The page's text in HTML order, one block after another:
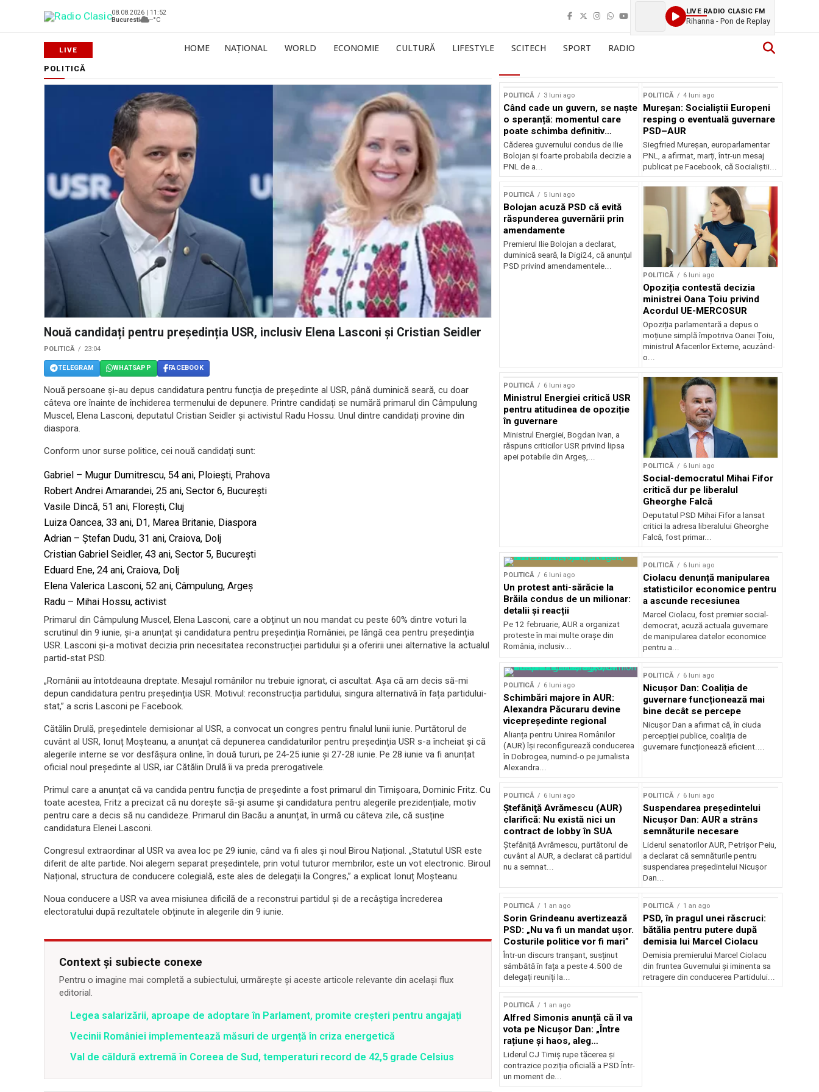
08.08.2026 | 11:52
Bucuresti
--°C
LIVE RADIO CLASIC FM
Rihanna - Pon de Replay
HOME NAȚIONAL WORLD ECONOMIE CULTURĂ LIFESTYLE SCITECH SPORT RADIO
POLITICĂ
Nouă candidați pentru președinția USR, inclusiv Elena Lasconi și Cristian Seidler
POLITICĂ 23:04
TELEGRAM WHATSAPP FACEBOOK
Nouă persoane și-au depus candidatura pentru funcția de președinte al USR, până duminică seară, cu doar
câteva ore înainte de închiderea termenului de depunere. Printre candidați se numără primarul din Câmpulung
Muscel, Elena Lasconi, deputatul Cristian Seidler și activistul Radu Hossu. Unul dintre candidați provine din
diaspora.
Conform unor surse politice, cei nouă candidați sunt:
Gabriel – Mugur Dumitrescu, 54 ani, Ploiești, Prahova
Robert Andrei Amarandei, 25 ani, Sector 6, București
Vasile Dincă, 51 ani, Florești, Cluj
Luiza Oancea, 33 ani, D1, Marea Britanie, Diaspora
Adrian – Ștefan Dudu, 31 ani, Craiova, Dolj
Cristian Gabriel Seidler, 43 ani, Sector 5, București
Eduard Ene, 24 ani, Craiova, Dolj
Elena Valerica Lasconi, 52 ani, Câmpulung, Argeș
Radu – Mihai Hossu, activist
Primarul din Câmpulung Muscel, Elena Lasconi, care a obținut un nou mandat cu peste 60% dintre voturi la
scrutinul din 9 iunie, și-a anunțat și candidatura pentru președinția României, pe lângă cea pentru președinția
USR. Lasconi și-a motivat decizia prin necesitatea reconstrucției partidului și a oferirii unei alternative la actualul
partid-stat PSD.
„Românii au întotdeauna dreptate. Mesajul românilor nu trebuie ignorat, ci ascultat. Așa că am decis să-mi
depun candidatura pentru președinția USR. Motivul: reconstrucția partidului, singura alternativă în fața partidului-
stat,” a scris Lasconi pe Facebook.
Cătălin Drulă, președintele demisionar al USR, a convocat un congres pentru finalul lunii iunie. Purtătorul de
cuvânt al USR, Ionuț Moșteanu, a anunțat că depunerea candidaturilor pentru președinția USR s-a încheiat și că
alegerile interne se vor desfășura online, în două tururi, pe 24-25 iunie și 27-28 iunie. Pe 28 iunie va fi anunțat
oficial noul președinte al USR, iar Cătălin Drulă îi va preda prerogativele.
Primul care a anunțat că va candida pentru funcția de președinte a fost primarul din Timișoara, Dominic Fritz. Cu
toate acestea, Fritz a precizat că nu dorește să-și asume și candidatura pentru alegerile prezidențiale, motiv
pentru care a decis să nu candideze. Primarul din Bacău a anunțat, în urmă cu câteva zile, că susține
candidatura Elenei Lasconi.
Congresul extraordinar al USR va avea loc pe 29 iunie, când va fi ales și noul Birou Național. „Statutul USR este
diferit de alte partide. Noi alegem separat președintele, prin votul tuturor membrilor, este un vot electronic. Biroul
Național, structura de conducere colegială, este ales de delegații la Congres,” a explicat Ionuț Moșteanu.
Noua conducere a USR va avea misiunea dificilă de a reconstrui partidul și de a recâștiga încrederea
electoratului după rezultatele obținute în alegerile din 9 iunie.
Context și subiecte conexe
Pentru o imagine mai completă a subiectului, urmărește și aceste articole relevante din același flux
editorial.
Legea salarizării, aproape de adoptare în Parlament, promite creșteri pentru angajați
Vecinii României implementează măsuri de urgență în criza energetică
Val de căldură extremă în Coreea de Sud, temperaturi record de 42,5 grade Celsius
POLITICĂ 3 luni ago
Când cade un guvern, se naște
o speranță: momentul care
poate schimba definitiv
politica României
Căderea guvernului condus de Ilie
Bolojan și foarte probabila decizie a
PNL de a...
POLITICĂ 4 luni ago
Mureșan: Socialiștii Europeni
resping o eventuală guvernare
PSD–AUR
Siegfried Mureșan, europarlamentar
PNL, a afirmat, marți, într-un mesaj
publicat pe Facebook, că Socialiștii...
POLITICĂ 5 luni ago
Bolojan acuză PSD că evită
răspunderea guvernării prin
amendamente
Premierul Ilie Bolojan a declarat,
duminică seară, la Digi24, că anunțul
PSD privind amendamentele...
POLITICĂ 6 luni ago
Opoziția contestă decizia
ministrei Oana Țoiu privind
Acordul UE-MERCOSUR
Opoziția parlamentară a depus o
moțiune simplă împotriva Oanei Țoiu,
ministrul Afacerilor Externe, acuzând-
o...
POLITICĂ 6 luni ago
Ministrul Energiei critică USR
pentru atitudinea de opoziție
în guvernare
Ministrul Energiei, Bogdan Ivan, a
răspuns criticilor USR privind lipsa
apei potabile din Argeș,...
POLITICĂ 6 luni ago
Social-democratul Mihai Fifor
critică dur pe liberalul
Gheorghe Falcă
Deputatul PSD Mihai Fifor a lansat
critici la adresa liberalului Gheorghe
Falcă, fost primar...
POLITICĂ 6 luni ago
Un protest anti-sărăcie la
Brăila condus de un milionar:
detalii și reacții
Pe 12 februarie, AUR a organizat
proteste în mai multe orașe din
România, inclusiv...
POLITICĂ 6 luni ago
Ciolacu denunță manipularea
statisticilor economice pentru
a ascunde recesiunea
Marcel Ciolacu, fost premier social-
democrat, acuză actuala guvernare
de manipularea datelor economice
pentru a...
POLITICĂ 6 luni ago
Schimbări majore în AUR:
Alexandra Păcuraru devine
vicepreședinte regional
Alianța pentru Unirea Românilor
(AUR) își reconfigurează conducerea
în Dobrogea, numind-o pe jurnalista
Alexandra...
POLITICĂ 6 luni ago
Nicușor Dan: Coaliția de
guvernare funcționează mai
bine decât se percepe
Nicușor Dan a afirmat că, în ciuda
percepției publice, coaliția de
guvernare funcționează eficient....
POLITICĂ 6 luni ago
Ştefăniţă Avrămescu (AUR)
clarifică: Nu există nici un
contract de lobby în SUA
Ştefăniţă Avrămescu, purtătorul de
cuvânt al AUR, a declarat că partidul
nu a semnat...
POLITICĂ 6 luni ago
Suspendarea președintelui
Nicușor Dan: AUR a strâns
semnăturile necesare
Liderul senatorilor AUR, Petrișor Peiu,
a declarat că semnăturile pentru
suspendarea președintelui Nicușor
Dan...
POLITICĂ 1 an ago
Sorin Grindeanu avertizează
PSD: „Nu va fi un mandat ușor.
Costurile politice vor fi mari”
Într-un discurs tranșant, susținut
sâmbătă în fața a peste 4.500 de
delegați reuniți la...
POLITICĂ 1 an ago
PSD, în pragul unei răscruci:
bătălia pentru putere după
demisia lui Marcel Ciolacu
Demisia premierului Marcel Ciolacu
din fruntea Guvernului și iminenta sa
retragere din conducerea Partidului...
POLITICĂ 1 an ago
Alfred Simonis anunță că îl va
vota pe Nicușor Dan: „Între
rațiune și haos, aleg
democrația”
Liderul CJ Timiș rupe tăcerea și
contrazice poziția oficială a PSD Într-
un moment de...